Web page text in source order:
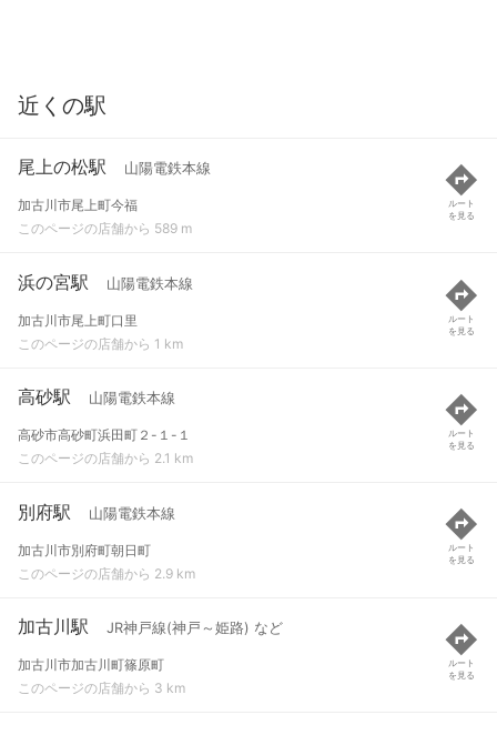
近くの駅
尾上の松駅 山陽電鉄本線
加古川市尾上町今福
このページの店舗から 589 m
ルート
を見る
浜の宮駅 山陽電鉄本線
加古川市尾上町口里
このページの店舗から 1 km
ルート
を見る
高砂駅 山陽電鉄本線
高砂市高砂町浜田町２-１-１
このページの店舗から 2.1 km
ルート
を見る
別府駅 山陽電鉄本線
加古川市別府町朝日町
このページの店舗から 2.9 km
ルート
を見る
加古川駅 JR神戸線(神戸～姫路) など
加古川市加古川町篠原町
このページの店舗から 3 km
ルート
を見る